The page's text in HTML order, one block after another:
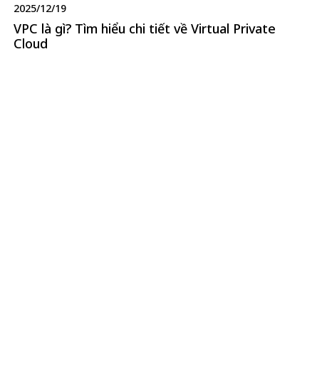
2025/12/19
VPC là gì? Tìm hiểu chi tiết về Virtual Private
Cloud